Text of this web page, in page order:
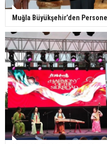
Muğla Büyükşehir’den